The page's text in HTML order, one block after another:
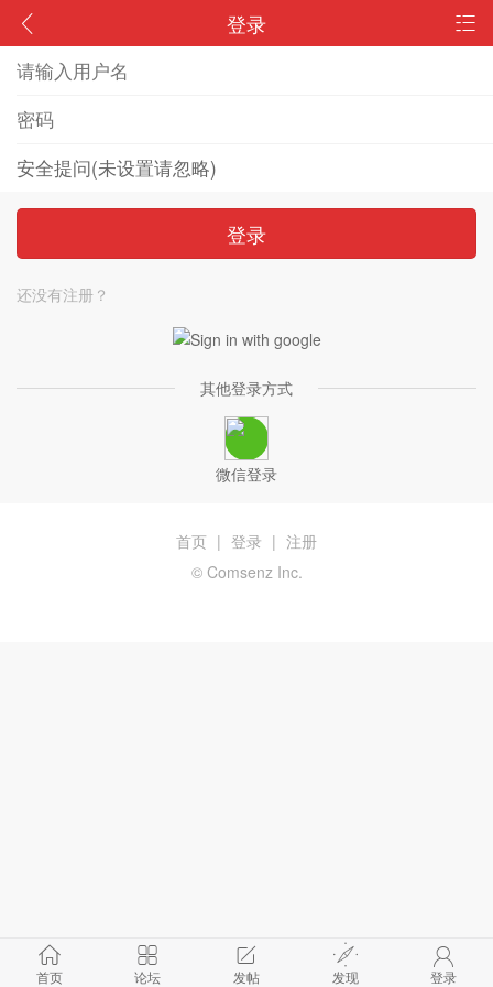
登录
登录
还没有注册？
其他登录方式
微信登录
首页 论坛 发帖 发现 登录
首页 | 登录 | 注册
© Comsenz Inc.